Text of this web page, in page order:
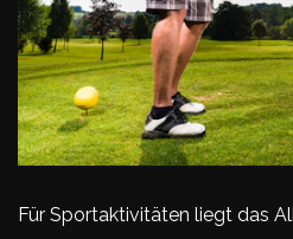
Für Sportaktivitäten liegt das